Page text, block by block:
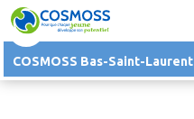
COSMOSS Bas-Saint-Laurent